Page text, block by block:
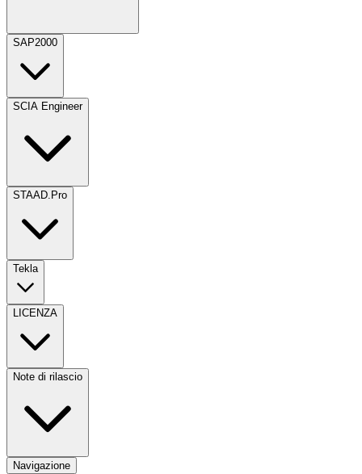
SAP2000
SCIA Engineer
STAAD.Pro
Tekla
LICENZA
Note di rilascio
Navigazione